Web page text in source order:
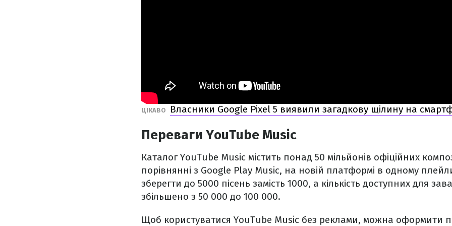
ЦІКАВО Власники Google Pixel 5 виявили загадкову щілину на
Переваги YouTube Music
Каталог YouTube Music містить понад 50 мільйонів офіційних
порівнянні з Google Play Music, на новій платформі в одному
зберегти до 5000 пісень замість 1000, а кількість доступних для
збільшено з 50 000 до 100 000.
Щоб користуватися YouTube Music без реклами, можна оформити